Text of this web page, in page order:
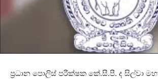
ප්‍රධාන පොලිස් පරීක්ෂක කේ.සී.පී. ද සිල්වා